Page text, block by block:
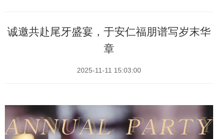
诚邀共赴尾牙盛宴，于安仁福朋谱写岁末华
章
2025-11-11 15:03:00